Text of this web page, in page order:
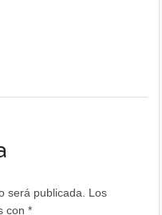
será publicada.
Los
con*